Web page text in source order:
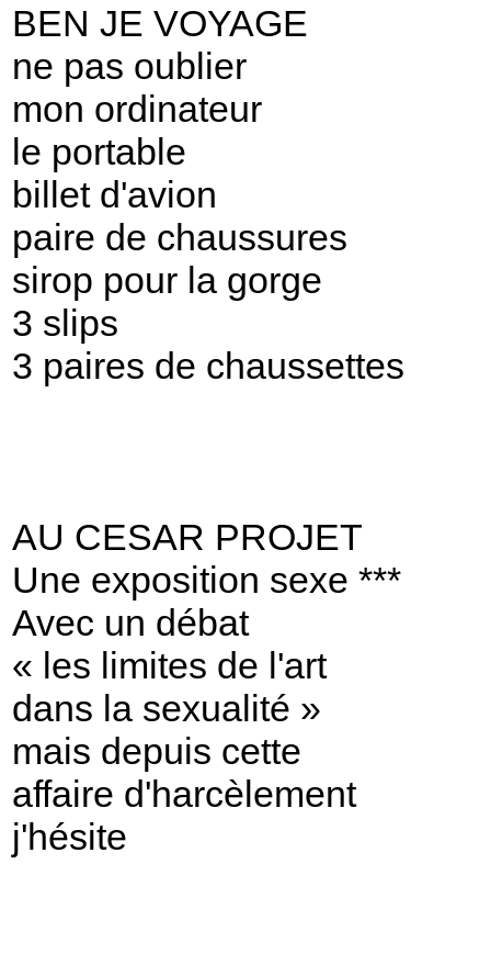
BEN JE VOYAGE
ne pas oublier
mon ordinateur
le portable
billet d'avion
paire de chaussures
sirop pour la gorge
3 slips
3 paires de chaussettes
AU CESAR PROJET
Une exposition sexe ***
Avec un débat
« les limites de l'art
dans la sexualité »
mais depuis cette
affaire d'harcèlement
j'hésite